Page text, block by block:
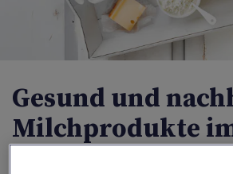
Gesund und
Milchprodukte